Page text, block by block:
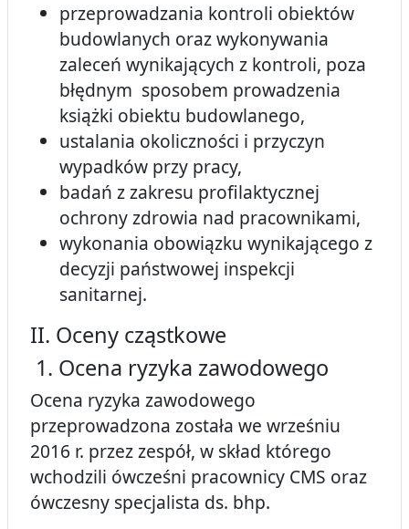
przeprowadzania kontroli obiektów
budowlanych oraz wykonywania
zaleceń wynikających z kontroli, poza
błędnym sposobem prowadzenia
książki obiektu budowlanego,
ustalania okoliczności i przyczyn
wypadków przy pracy,
badań z zakresu profilaktycznej
ochrony zdrowia nad pracownikami,
wykonania obowiązku wynikającego z
decyzji państwowej inspekcji
sanitarnej.
II. Oceny cząstkowe
1. Ocena ryzyka zawodowego
Ocena ryzyka zawodowego
przeprowadzona została we wrześniu
2016 r. przez zespół, w skład którego
wchodzili ówcześni pracownicy CMS oraz
ówczesny specjalista ds. bhp.